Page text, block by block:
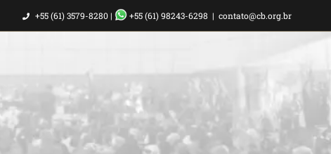
para
+55 (61) 3579-8280 | +55 (61) 98243-6298 | contato@cb.org.br